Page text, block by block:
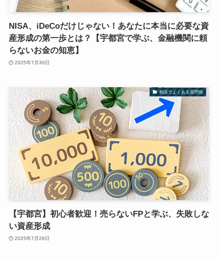
NISA、iDeCoだけじゃない！あなたに本当に必要な資
産形成の第一歩とは？【宇都宮で学ぶ、金融機関に頼
らないお金の知恵】
2025年7月30日
相談でよくある質問他
【宇都宮】初心者歓迎！売らないFPと学ぶ、失敗しな
い資産形成
2025年7月28日